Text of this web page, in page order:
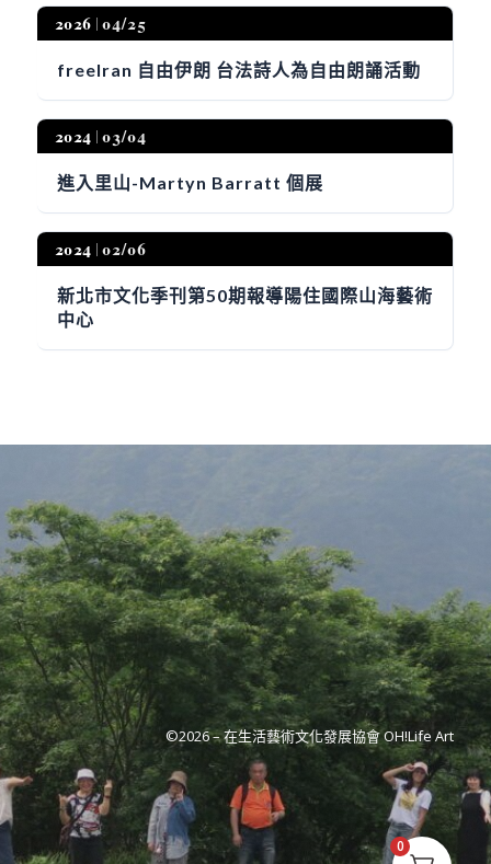
2026 04/25
freeIran 自由伊朗 台法詩人為自由朗誦活動
2024 03/04
進入里山-Martyn Barratt 個展
2024 02/06
新北市文化季刊第50期報導陽住國際山海藝術
中心
©2026 –在生活藝術文化發展協會 OH!Life Art
0